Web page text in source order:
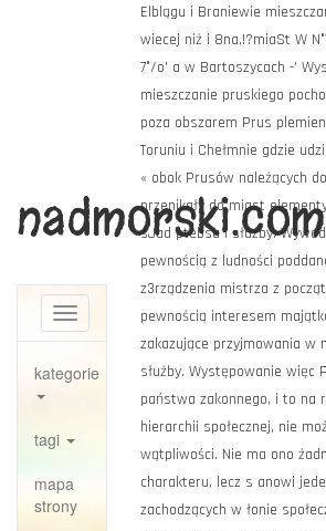
nadmorski.com
Toggle
navigation
kategorie
tagi
mapa
strony